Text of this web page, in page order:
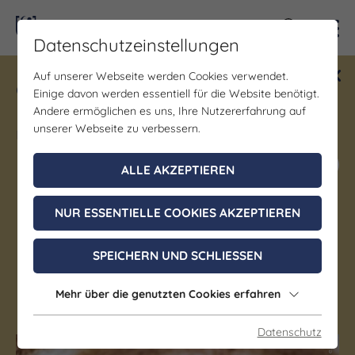
Gewinne ein Blind Date mit Saale-
Unstrut! Teilnahme vom 1.7. - 18.12.
möglich.
Jetzt mitmachen
Naumburger Wein- und
Sektmanufaktur
Naumburg (Saale) OT Großjena
Datenschutzeinstellungen
Auf unserer Webseite werden Cookies verwendet.
Einige davon werden essentiell für die Website benötigt.
Andere ermöglichen es uns, Ihre Nutzererfahrung auf
unserer Webseite zu verbessern.
ALLE AKZEPTIEREN
NUR ESSENTIELLE COOKIES AKZEPTIEREN
SPEICHERN UND SCHLIESSEN
Mehr über die genutzten Cookies erfahren
Datenschutz